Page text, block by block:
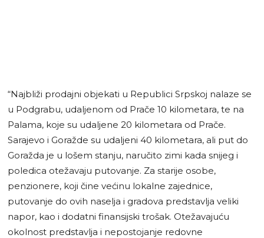
“Najbliži prodajni objekati u Republici Srpskoj nalaze se
u Podgrabu, udaljenom od Prače 10 kilometara, te na
Palama, koje su udaljene 20 kilometara od Prače.
Sarajevo i Goražde su udaljeni 40 kilometara, ali put do
Goražda je u lošem stanju, naručito zimi kada snijeg i
poledica otežavaju putovanje. Za starije osobe,
penzionere, koji čine većinu lokalne zajednice,
putovanje do ovih naselja i gradova predstavlja veliki
napor, kao i dodatni finansijski trošak. Otežavajuću
okolnost predstavlja i nepostojanje redovne